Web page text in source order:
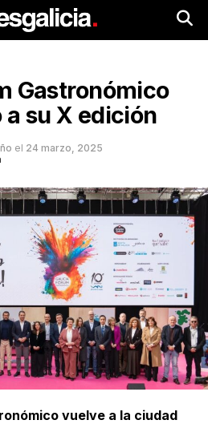
Gastronómico
su X edición
el 24 marzo, 2025
vuelve a la ciudad